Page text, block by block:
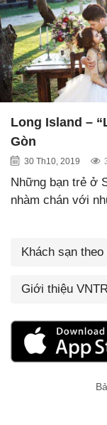
Long Island –
Gòn
30 Th10, 2019
Những bạn trẻ ở
nhàm chán với
Khách sạn
Giới thiệu